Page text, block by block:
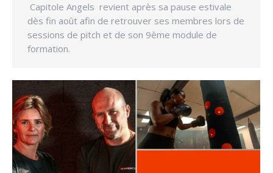
Capitole Angels revient après sa pause estivale
dès fin août afin de retrouver ses membres lors de
sessions de pitch et de son 9ème module de
formation.